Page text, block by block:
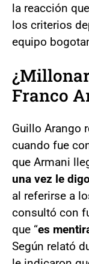
la reacción
los criterios
equipo
Franco
Guillo Arango
cuando fue
que Armani
una vez le
al referirse a
consultó con
que “es
Según relató